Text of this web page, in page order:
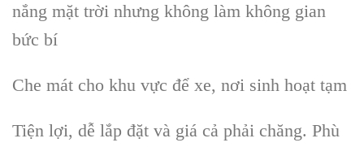
nắng mặt trời nhưng không làm không gian
bức bí
Che mát cho khu vực để xe, nơi sinh hoạt tạm
Tiện lợi, dễ lắp đặt và giá cả phải chăng. Phù